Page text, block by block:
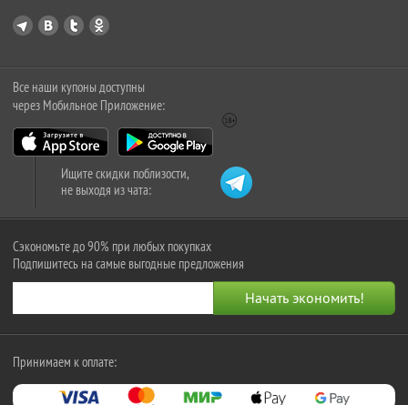
Все наши купоны доступны
через Мобильное Приложение:
Ищите скидки поблизости,
не выходя из чата:
Сэкономьте до 90% при любых покупках
Подпишитесь на самые выгодные предложения
Принимаем к оплате: